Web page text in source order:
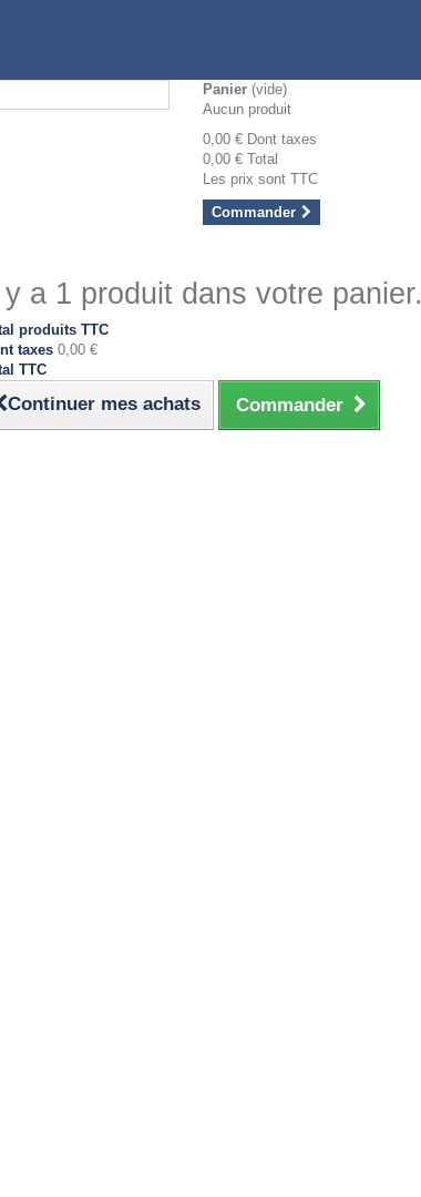
Panier (vide)
Aucun produit
0,00 € Dont taxes
0,00 € Total
Les prix sont TTC
Commander
y a 1 produit dans votre panier.
produits TTC
taxes 0,00 €
TTC
Continuer mes achats Commander